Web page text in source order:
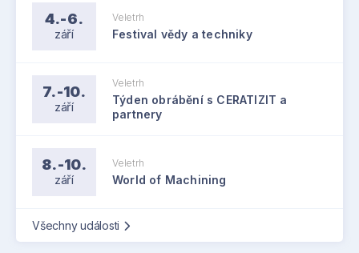
4.-6.
září
Veletrh
Festival vědy a techniky
7.-10.
září
Veletrh
Týden obrábění s CERATIZIT a
partnery
8.-10.
září
Veletrh
World of Machining
Všechny události